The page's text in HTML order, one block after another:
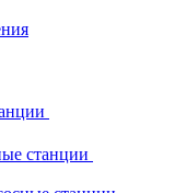
станции